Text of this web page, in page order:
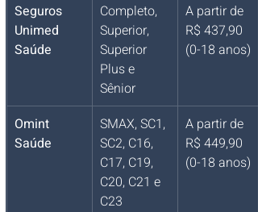
Seguros
Unimed
Saúde
Completo,
Superior,
Superior
Plus e
Sênior
A partir de
R$ 437,90
(0-18 anos)
Omint
Saúde
SMAX, SC1,
SC2, C16,
C17, C19,
C20, C21 e
C23
A partir de
R$ 449,90
(0-18 anos)